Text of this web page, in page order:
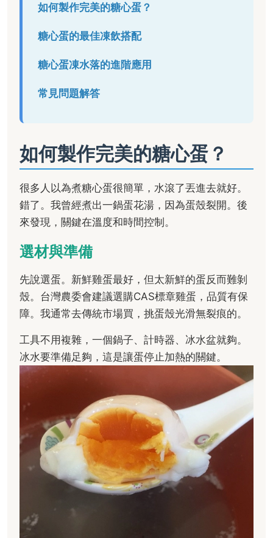
如何製作完美的糖心蛋？
糖心蛋的最佳凍飲搭配
糖心蛋凍水落的進階應用
常見問題解答
如何製作完美的糖心蛋？
很多人以為煮糖心蛋很簡單，水滾了丟進去就好。
錯了。我曾經煮出一鍋蛋花湯，因為蛋殼裂開。後
來發現，關鍵在溫度和時間控制。
選材與準備
先說選蛋。新鮮雞蛋最好，但太新鮮的蛋反而難剝
殼。台灣農委會建議選購CAS標章雞蛋，品質有保
障。我通常去傳統市場買，挑蛋殼光滑無裂痕的。
工具不用複雜，一個鍋子、計時器、冰水盆就夠。
冰水要準備足夠，這是讓蛋停止加熱的關鍵。